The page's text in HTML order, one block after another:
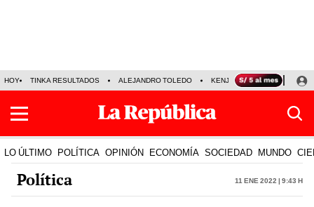
HOY TINKA RESULTADOS ALEJANDRO TOLEDO KENJI FUJIMORI
LO ÚLTIMO POLÍTICA OPINIÓN ECONOMÍA SOCIEDAD MUNDO
Política 11 Ene 2022 | 9:43 h